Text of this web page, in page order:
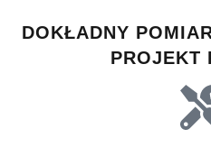
DOKŁADNY
PROJEKT